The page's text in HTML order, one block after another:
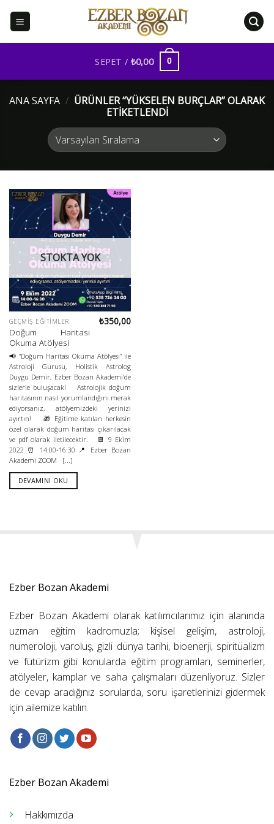
SEPET / ₺0,00 0
ANA SAYFA / ÜRÜNLER “YÜKSELEN BURÇLAR” OLARAK
ETIKETLENDI
STOKTA YOK
GEÇMIŞ EĞITIMLER
Doğum Haritası
Okuma Atölyesi
₺350,00
📢 “Doğum Haritası Okuma Atölyesi” ile
Astroloji Gurusu, Holistik Astrolog
Duygu Demir, Ezber Bozan Akademi’de
sizlerle buluşacak! Astrolojik doğum
haritasının nasıl yorumlandığını merak
ediyorsanız, atölyemizdeki yerinizi
ayırtın! 🎁 Eğitime katılan herkesin
özel olarak doğum haritası çıkarılacak
ve pdf olarak iletilecektir. 📆 9 Ekim
2022 ⏰ 14:00-16:30 📍 Ezber Bozan
Akademi ZOOM [...]
DEVAMINI OKU
Ezber Bozan Akademi
Ezber Bozan Akademi olarak katılımcılarımız için alanında
uzman eğitim kadromuzla; kişisel gelişim, astroloji,
numeroloji, varoluş, gizli dünya tarihi, bioenerji, spiritüalizm
ve fütürizm gibi konularda eğitim programları, seminerler,
atölyeler, kamplar ve saha çalışmaları düzenliyoruz. Sizler
de cevap aradığınız sorularda, soru işaretlerinizi gidermek
için ailemize katılın.
Ezber Bozan Akademi
Hakkımızda